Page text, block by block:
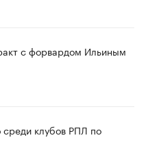
с форвардом Ильиным
клубов РПЛ по